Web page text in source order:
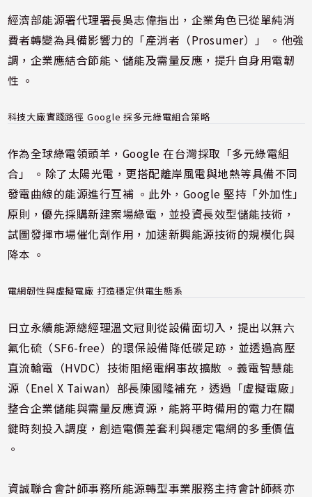
經濟部能源署代理署長吳志偉指出，企業角色已從單純消
費者轉變為具備影響力的「產消者（Prosumer）」 。他強
調，企業應結合節能、儲能及需量反應，提升自身用電韌
性 。
科技大廠實踐路徑 Google 採多元綠電組合策略
作為全球綠電領頭羊，Google 在台灣採取「多元綠電組
合」 。除了太陽光電，更搭配離岸風電與地熱等具備不同
發電曲線的能源進行互補 。此外，Google 堅持「外加性」
原則，優先採購新建案場綠電，並投資長效型儲能技術，
試圖發揮市場催化劑作用，加速新興能源技術的規模化與
降本 。
電網韌性與虛擬電廠 打造穩定供電生態系
日立永續能源總經理溫文冠則從設備面切入，提出以無六
氟化硫（SF6-free）的環保設備降低碳足跡，並透過高壓
直流輸電（HVDC）技術阻絕電網事故擴散 。義電智慧能
源（Enel X Taiwan）部長陳國隆補充，透過「虛擬電廠」
整合企業儲能與需量反應資源，能將平時備用的電力在關
鍵時刻投入調度，創造電價差套利與穩定電網的多重價值
。
資誠聯合會計師事務所能源轉型事業服務主持會計師蔡亦